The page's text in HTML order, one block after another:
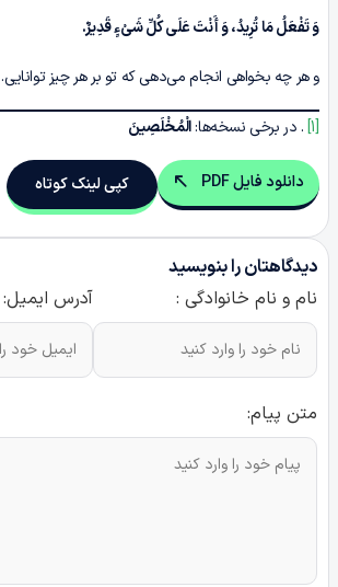
وَ تَفْعَلُ مَا تُرِیدُ، وَ أَنْتَ عَلَى کُلِّ شَیْ‏ءٍ قَدِیرٌ.
و هر چه بخواهی انجام می‌دهی که تو بر هر چیز توانایی.
[1] . در برخی نسخه‌ها:الْمُخْلَصِینَ
دانلود فایل PDF کپی لینک کوتاه
دیدگاهتان را بنویسید
نام و نام خانوادگی :
آدرس ایمیل:
متن پیام: